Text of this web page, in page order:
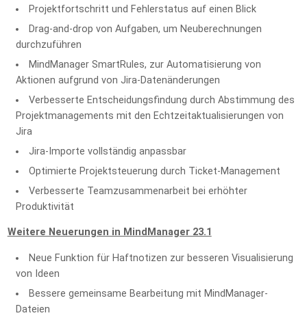
Projektfortschritt und Fehlerstatus auf einen Blick
Drag-and-drop von Aufgaben, um Neuberechnungen
durchzuführen
MindManager SmartRules, zur Automatisierung von
Aktionen aufgrund von Jira-Datenänderungen
Verbesserte Entscheidungsfindung durch Abstimmung des
Projektmanagements mit den Echtzeitaktualisierungen von
Jira
Jira-Importe vollständig anpassbar
Optimierte Projektsteuerung durch Ticket-Management
Verbesserte Teamzusammenarbeit bei erhöhter
Produktivität
Weitere Neuerungen in MindManager 23.1
Neue Funktion für Haftnotizen zur besseren Visualisierung
von Ideen
Bessere gemeinsame Bearbeitung mit MindManager-
Dateien